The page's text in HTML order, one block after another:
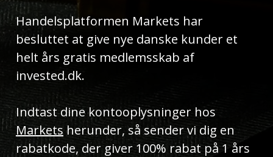
Handelsplatformen Markets har
besluttet at give nye danske kunder et
helt års gratis medlemsskab af
invested.dk.
Markets herunder, så sender vi dig en
rabatkode, der giver 100% rabat på 1 års